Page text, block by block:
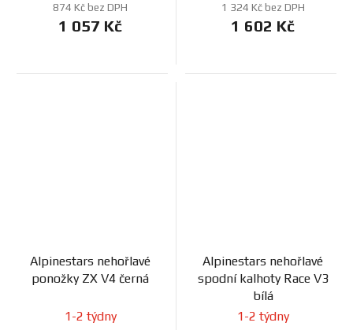
874 Kč bez DPH
1 057 Kč
1 324 Kč bez DPH
1 602 Kč
Alpinestars nehořlavé
ponožky ZX V4 černá
1-2 týdny
Alpinestars nehořlavé
spodní kalhoty Race V3
bílá
1-2 týdny